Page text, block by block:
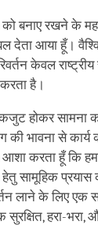
बनाए रखने के
देता आया हूँ।
केवल
है।
होकर सामना
भावना से कार्य
करता हूँ कि
हेतु सामूहिक
लाने के लिए एक
हरा-